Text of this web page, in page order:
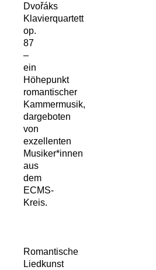
Dvořáks
Klavierquartett
op.
87
–
ein
Höhepunkt
romantischer
Kammermusik,
dargeboten
von
exzellenten
Musiker*innen
aus
dem
ECMS-
Kreis.
Romantische
Liedkunst